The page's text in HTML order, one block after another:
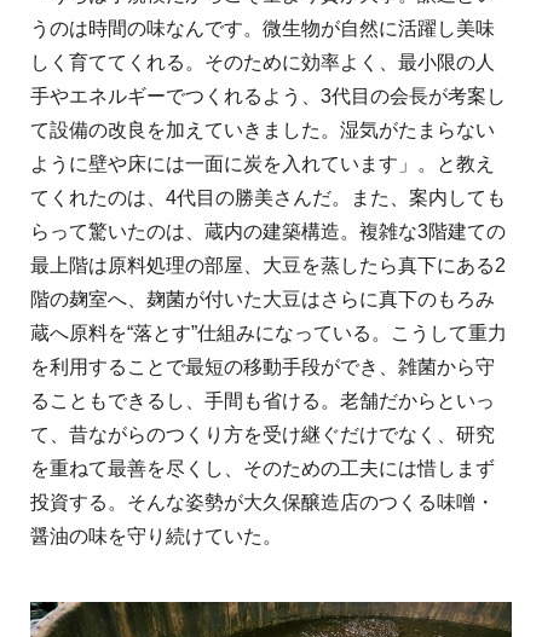
うのは時間の味なんです。微生物が自然に活躍し美味
しく育ててくれる。そのために効率よく、最小限の人
手やエネルギーでつくれるよう、3代目の会長が考案し
て設備の改良を加えていきました。湿気がたまらない
ように壁や床には一面に炭を入れています」。と教え
てくれたのは、4代目の勝美さんだ。また、案内しても
らって驚いたのは、蔵内の建築構造。複雑な3階建ての
最上階は原料処理の部屋、大豆を蒸したら真下にある2
階の麹室へ、麹菌が付いた大豆はさらに真下のもろみ
蔵へ原料を“落とす”仕組みになっている。こうして重力
を利用することで最短の移動手段ができ、雑菌から守
ることもできるし、手間も省ける。老舗だからといっ
て、昔ながらのつくり方を受け継ぐだけでなく、研究
を重ねて最善を尽くし、そのための工夫には惜しまず
投資する。そんな姿勢が大久保醸造店のつくる味噌・
醤油の味を守り続けていた。